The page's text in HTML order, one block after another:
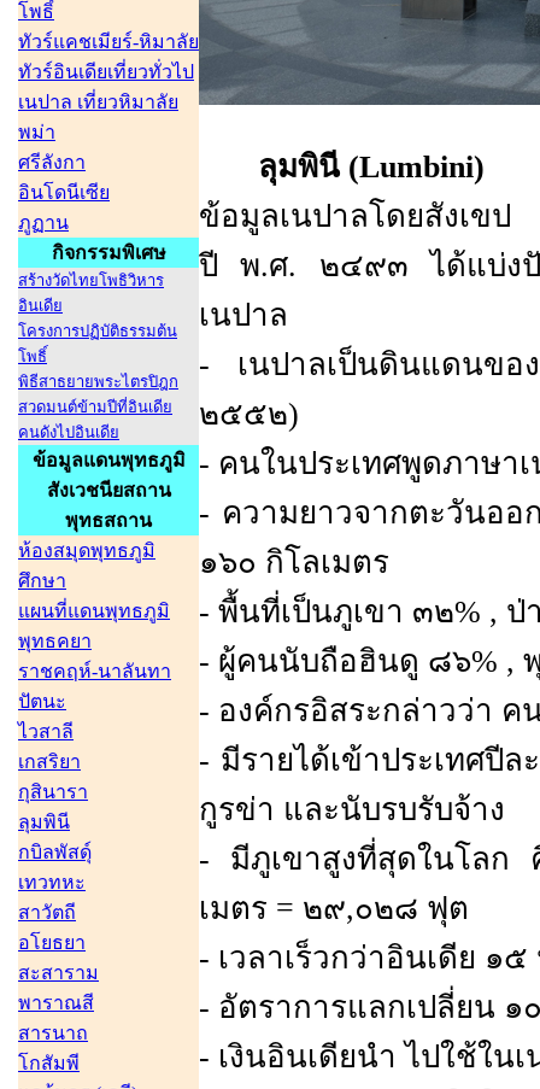
โพธิ์
ทัวร์แคชเมียร์-หิมาลัย
ทัวร์อินเดียเที่ยวทั่วไป
เนปาล เที่ยวหิมาลัย
พม่า
ศรีลังกา
อินโดนีเซีย
ภูฏาน
กิจกรรมพิเศษ
สร้างวัดไทยโพธิวิหาร
อินเดีย
โครงการปฏิบัติธรรมต้น
โพธิ์
พิธีสาธยายพระไตรปิฎก
สวดมนต์ข้ามปีที่อินเดีย
คนดังไปอินเดีย
ข้อมูลแดนพุทธภูมิ
สังเวชนียสถาน
พุทธสถาน
ห้องสมุดพุทธภูมิ
ศึกษา
แผนที่แดนพุทธภูมิ
พุทธคยา
ราชคฤห์-นาลันทา
ปัตนะ
ไวสาลี
เกสริยา
กุสินารา
ลุมพินี
กบิลพัสดุ์
เทวทหะ
สาวัตถี
อโยธยา
สะสาราม
พาราณสี
สารนาถ
โกสัมพี
ลุมพินี (Lumbini)
ข้อมูลเนปาลโดยสังเขป
ปี พ.ศ. ๒๔๙๓ ได้แบ่งปั
เนปาล
- เนปาลเป็นดินแดนข
๒๕๕๒)
- คนในประเทศพูดภาษา
- ความยาวจากตะวันอ
๑๖๐ กิโลเมตร
- พื้นที่เป็นภูเขา ๓๒% ,
- ผู้คนนับถือฮินดู ๘๖% ,
- องค์กรอิสระกล่าวว่า
- มีรายได้เข้าประเทศปี
กูรข่า และนับรบรับจ้าง
- มีภูเขาสูงที่สุดในโลก
เมตร = ๒๙,๐๒๘ ฟุต
- เวลาเร็วกว่าอินเดีย ๑
- อัตราการแลกเปลี่ยน ๑
- เงินอินเดียนำ ไปใช้ใน